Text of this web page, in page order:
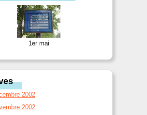
1er mai
2002
2002